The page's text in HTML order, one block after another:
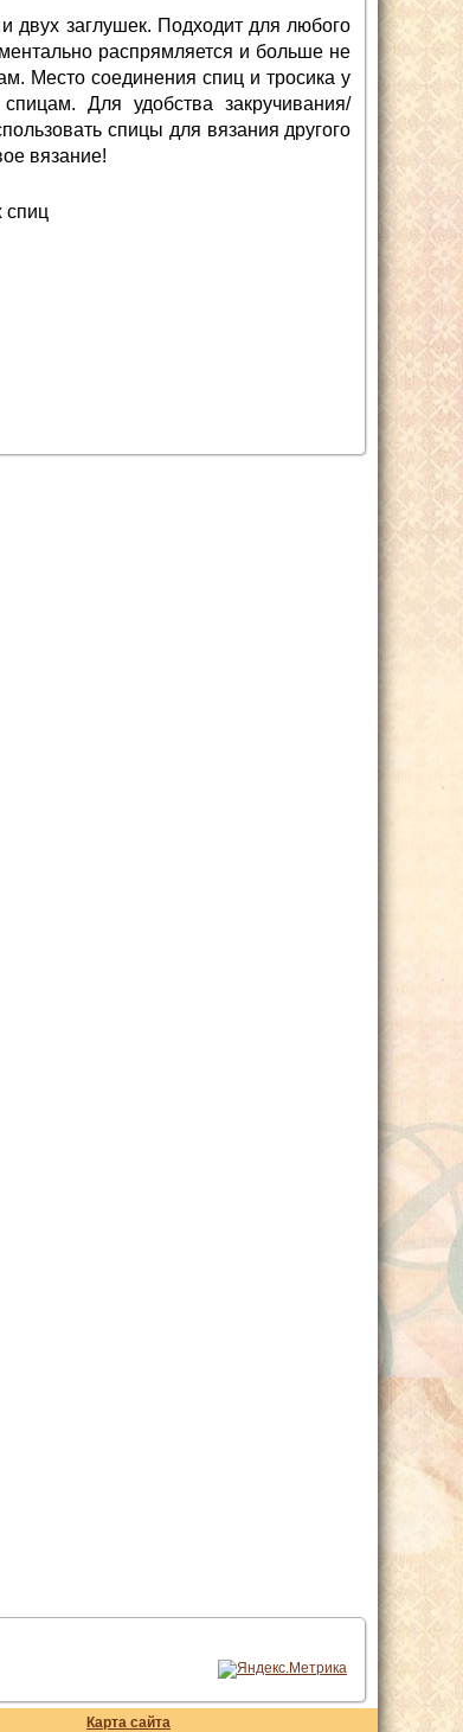
двух заглушек. Подходит для любого
распрямляется и больше не
Место соединения спиц и тросика у
Для удобства закручивания/
спицы для вязания другого
вязание!
спиц
Карта сайта